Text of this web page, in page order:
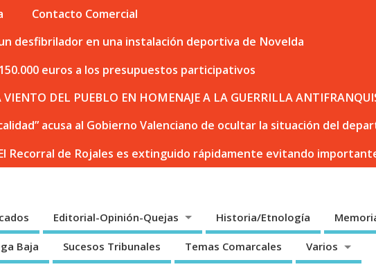
Contacto Comercial
desfibrilador en una instalación deportiva de Novelda
euros a los presupuestos participativos
DEL PUEBLO EN HOMENAJE A LA GUERRILLA
acusa al Gobierno Valenciano de ocultar la situación del
Recorral de Rojales es extinguido rápidamente evitando
Editorial-Opinión-Quejas Historia/Etnología
Baja Sucesos Tribunales Temas Comarcales Varios